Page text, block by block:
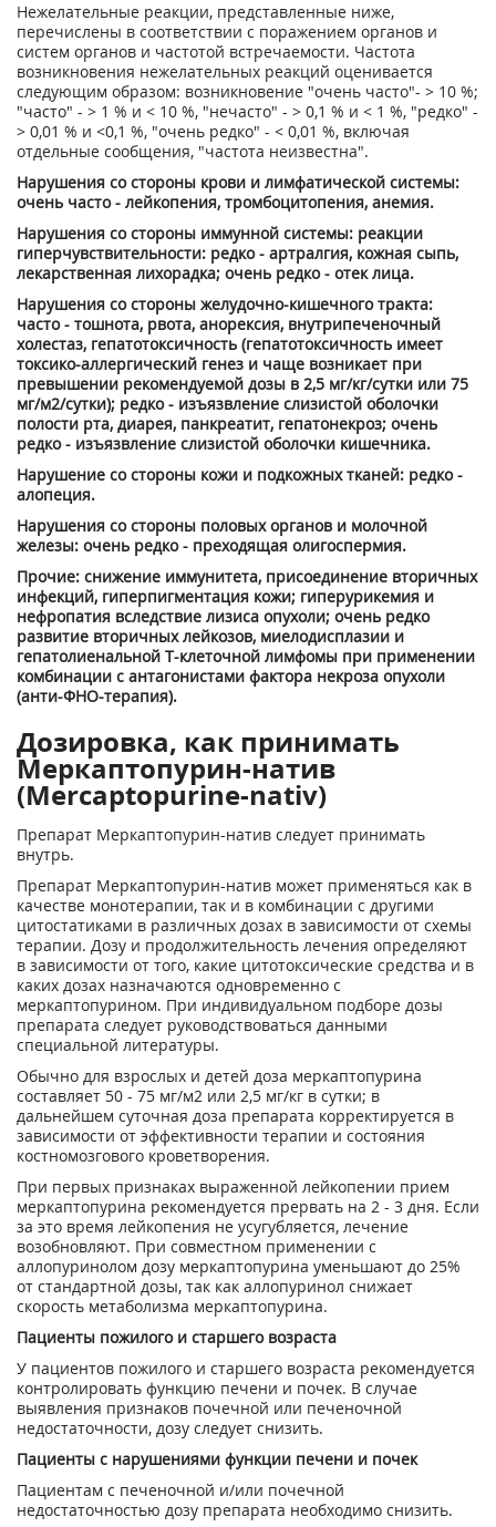
Нежелательные реакции, представленные ниже,
перечислены в соответствии с поражением органов и
систем органов и частотой встречаемости. Частота
возникновения нежелательных реакций оценивается
следующим образом: возникновение "очень часто"- > 10 %;
"часто" - > 1 % и < 10 %, "нечасто" - > 0,1 % и < 1 %, "редко" -
> 0,01 % и <0,1 %, "очень редко" - < 0,01 %, включая
отдельные сообщения, "частота неизвестна".
Нарушения со стороны крови и лимфатической системы:
очень часто - лейкопения, тромбоцитопения, анемия.
Нарушения со стороны иммунной системы: реакции
гиперчувствительности: редко - артралгия, кожная сыпь,
лекарственная лихорадка; очень редко - отек лица.
Нарушения со стороны желудочно-кишечного тракта:
часто - тошнота, рвота, анорексия, внутрипеченочный
холестаз, гепатотоксичность (гепатотоксичность имеет
токсико-аллергический генез и чаще возникает при
превышении рекомендуемой дозы в 2,5 мг/кг/сутки или 75
мг/м2/сутки); редко - изъязвление слизистой оболочки
полости рта, диарея, панкреатит, гепатонекроз; очень
редко - изъязвление слизистой оболочки кишечника.
Нарушение со стороны кожи и подкожных тканей: редко -
алопеция.
Нарушения со стороны половых органов и молочной
железы: очень редко - преходящая олигоспермия.
Прочие: снижение иммунитета, присоединение вторичных
инфекций, гиперпигментация кожи; гиперурикемия и
нефропатия вследствие лизиса опухоли; очень редко
развитие вторичных лейкозов, миелодисплазии и
гепатолиенальной Т-клеточной лимфомы при применении
комбинации с антагонистами фактора некроза опухоли
(анти-ФНО-терапия).
Дозировка, как принимать
Меркаптопурин-натив
(Mercaptopurine-nativ)
Препарат Меркаптопурин-натив следует принимать
внутрь.
Препарат Меркаптопурин-натив может применяться как в
качестве монотерапии, так и в комбинации с другими
цитостатиками в различных дозах в зависимости от схемы
терапии. Дозу и продолжительность лечения определяют
в зависимости от того, какие цитотоксические средства и в
каких дозах назначаются одновременно с
меркаптопурином. При индивидуальном подборе дозы
препарата следует руководствоваться данными
специальной литературы.
Обычно для взрослых и детей доза меркаптопурина
составляет 50 - 75 мг/м2 или 2,5 мг/кг в сутки; в
дальнейшем суточная доза препарата корректируется в
зависимости от эффективности терапии и состояния
костномозгового кроветворения.
При первых признаках выраженной лейкопении прием
меркаптопурина рекомендуется прервать на 2 - 3 дня. Если
за это время лейкопения не усугубляется, лечение
возобновляют. При совместном применении с
аллопуринолом дозу меркаптопурина уменьшают до 25%
от стандартной дозы, так как аллопуринол снижает
скорость метаболизма меркаптопурина.
Пациенты пожилого и старшего возраста
У пациентов пожилого и старшего возраста рекомендуется
контролировать функцию печени и почек. В случае
выявления признаков почечной или печеночной
недостаточности, дозу следует снизить.
Пациенты с нарушениями функции печени и почек
Пациентам с печеночной и/или почечной
недостаточностью дозу препарата необходимо снизить.